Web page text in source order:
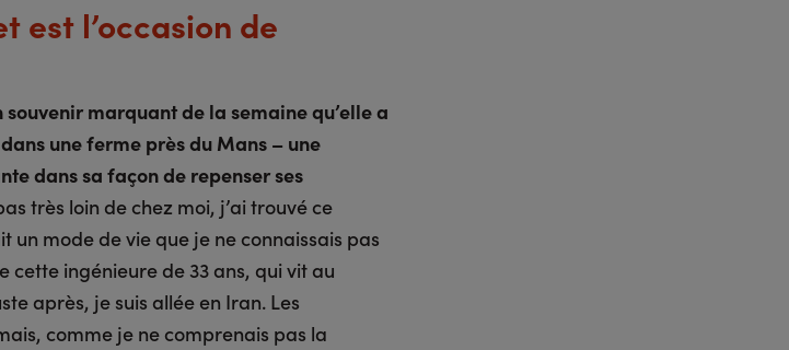
est l’occasion de
marquant de la semaine qu’elle a
une ferme près du Mans – une
dans sa façon de repenser ses
très loin de chez moi, j’ai trouvé ce
un mode de vie que je ne connaissais pas
cette ingénieure de 33 ans, qui vit au
après, je suis allée en Iran. Les
comme je ne comprenais pas la